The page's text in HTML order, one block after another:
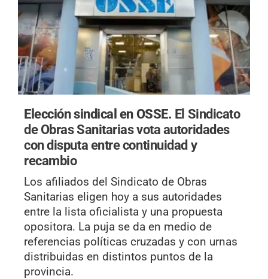
Elección sindical en OSSE. El Sindicato
de Obras Sanitarias vota autoridades
con disputa entre continuidad y
recambio
Los afiliados del Sindicato de Obras
Sanitarias eligen hoy a sus autoridades
entre la lista oficialista y una propuesta
opositora. La puja se da en medio de
referencias políticas cruzadas y con urnas
distribuidas en distintos puntos de la
provincia.